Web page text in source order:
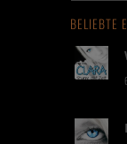
BELIEBTE